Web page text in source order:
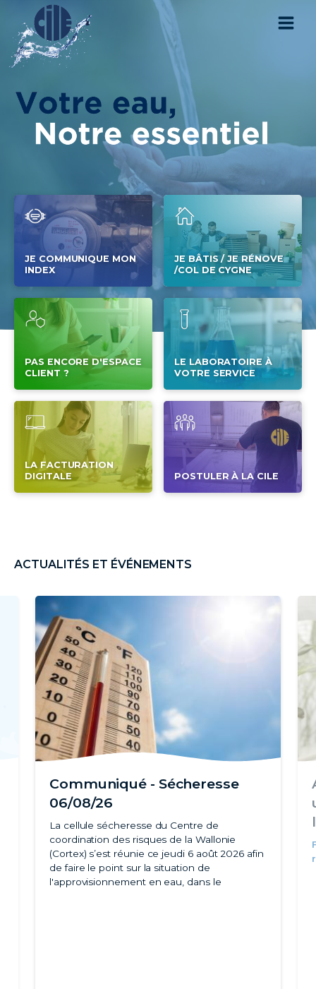
JE COMMUNIQUE MON
INDEX
JE BÂTIS / JE RÉNOVE
/COL DE CYGNE
PAS ENCORE D'ESPACE
CLIENT ?
LE LABORATOIRE À
VOTRE SERVICE
LA FACTURATION
DIGITALE
POSTULER À LA CILE
ACTUALITÉS ET ÉVÉNEMENTS
Communiqué - Sécheresse
06/08/26
La cellule sécheresse du Centre de
coordination des risques de la Wallonie
(Cortex) s’est réunie ce jeudi 6 août 2026 afin
de faire le point sur la situation de
l'approvisionnement en eau, dans le